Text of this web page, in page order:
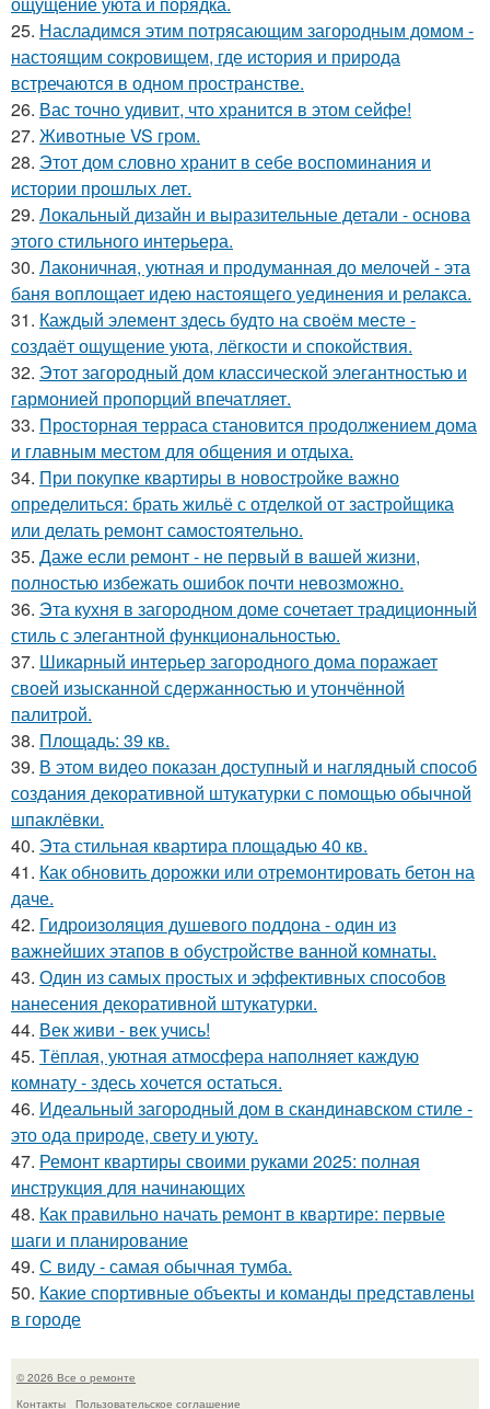
25. Насладимся этим потрясающим загородным домом -
настоящим сокровищем, где история и природа
встречаются в одном пространстве.
26. Вас точно удивит, что хранится в этом сейфе!
27. Животные VS гром.
28. Этот дом словно хранит в себе воспоминания и
истории прошлых лет.
29. Локальный дизайн и выразительные детали - основа
этого стильного интерьера.
30. Лаконичная, уютная и продуманная до мелочей - эта
баня воплощает идею настоящего уединения и релакса.
31. Каждый элемент здесь будто на своём месте -
создаёт ощущение уюта, лёгкости и спокойствия.
32. Этот загородный дом классической элегантностью и
гармонией пропорций впечатляет.
33. Просторная терраса становится продолжением дома
и главным местом для общения и отдыха.
34. При покупке квартиры в новостройке важно
определиться: брать жильё с отделкой от застройщика
или делать ремонт самостоятельно.
35. Даже если ремонт - не первый в вашей жизни,
полностью избежать ошибок почти невозможно.
36. Эта кухня в загородном доме сочетает традиционный
стиль с элегантной функциональностью.
37. Шикарный интерьер загородного дома поражает
своей изысканной сдержанностью и утончённой
палитрой.
38. Площадь: 39 кв.
39. В этом видео показан доступный и наглядный способ
создания декоративной штукатурки с помощью обычной
шпаклёвки.
40. Эта стильная квартира площадью 40 кв.
41. Как обновить дорожки или отремонтировать бетон на
даче.
42. Гидроизоляция душевого поддона - один из
важнейших этапов в обустройстве ванной комнаты.
43. Один из самых простых и эффективных способов
нанесения декоративной штукатурки.
44. Век живи - век учись!
45. Тёплая, уютная атмосфера наполняет каждую
комнату - здесь хочется остаться.
46. Идеальный загородный дом в скандинавском стиле -
это ода природе, свету и уюту.
47. Ремонт квартиры своими руками 2025: полная
инструкция для начинающих
48. Как правильно начать ремонт в квартире: первые
шаги и планирование
49. С виду - самая обычная тумба.
50. Какие спортивные объекты и команды представлены
в городе
© 2026 Все о ремонте
Контакты
Пользовательское соглашение